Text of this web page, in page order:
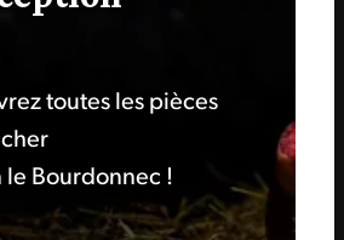
toutes les pièces
le Bourdonnec !